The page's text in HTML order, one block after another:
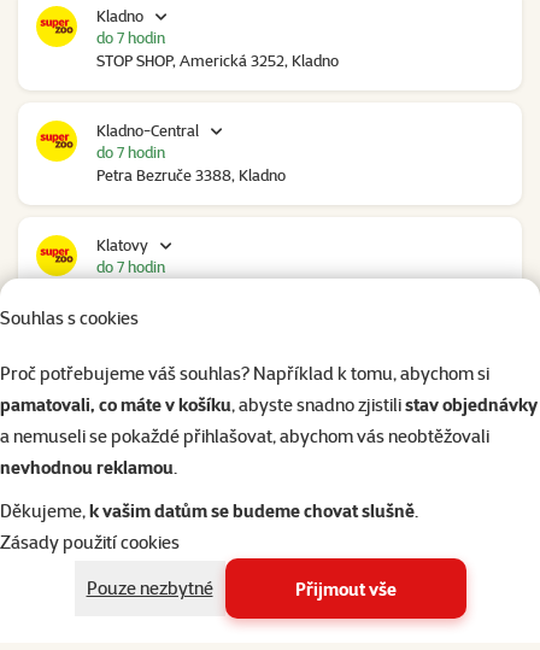
Souhlas s cookies
Proč potřebujeme váš souhlas? Například k tomu, abychom si
pamatovali, co máte v košíku, abyste snadno zjistilistav objednávky
a nemuseli se pokaždé přihlašovat, abychom vás neobtěžovali
nevhodnou reklamou.
Děkujeme,k vašim datům se budeme chovat slušně.
Zásady použití cookies
Pouze nezbytné
Přijmout vše
Kladno
STOP SHOP, Americká 3252, Kladno
do 7 hodin
Kladno-Central
Petra Bezruče 3388, Kladno
do 7 hodin
Klatovy
do 7 hodin
Polepská 979, Kolín
do 6 hodin
Kolín Ovčáry
Ovčáry 304, Ovčáry
Kozomín